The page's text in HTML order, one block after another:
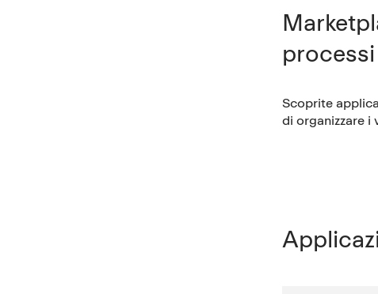
Scoprite
di organizzare i